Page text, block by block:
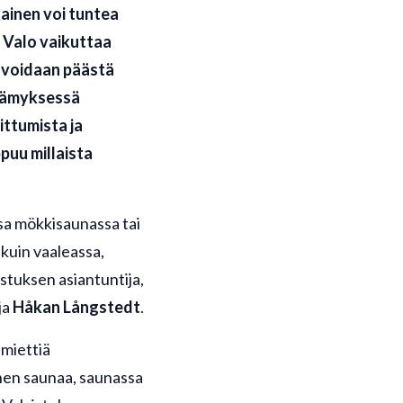
voi tuntea
vaikuttaa
päästä
ja
millaista
mökkisaunassa tai
vaaleassa,
asiantuntija,
Håkan Långstedt.
saunaa, saunassa